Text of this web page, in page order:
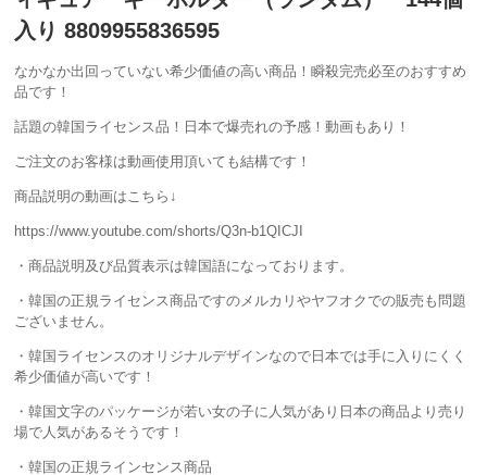
入り 8809955836595
なかなか出回っていない希少価値の高い商品！瞬殺完売必至のおすすめ
品です！
話題の韓国ライセンス品！日本で爆売れの予感！動画もあり！
ご注文のお客様は動画使用頂いても結構です！
商品説明の動画はこちら↓
https://www.youtube.com/shorts/Q3n-b1QICJI
・商品説明及び品質表示は韓国語になっております。
・韓国の正規ライセンス商品ですのメルカリやヤフオクでの販売も問題
ございません。
・韓国ライセンスのオリジナルデザインなので日本では手に入りにくく
希少価値が高いです！
・韓国文字のパッケージが若い女の子に人気があり日本の商品より売り
場で人気があるそうです！
・韓国の正規ラインセンス商品